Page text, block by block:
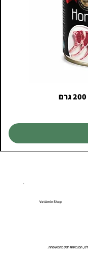
VetAmin Shop
הם באמת חלק מהמשפחה.